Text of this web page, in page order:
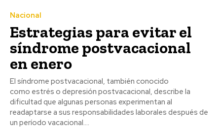
Nacional
Estrategias para evitar el
síndrome postvacacional
en enero
El síndrome postvacacional, también conocido
como estrés o depresión postvacacional, describe la
dificultad que algunas personas experimentan al
readaptarse a sus responsabilidades laborales después de
un período vacacional....